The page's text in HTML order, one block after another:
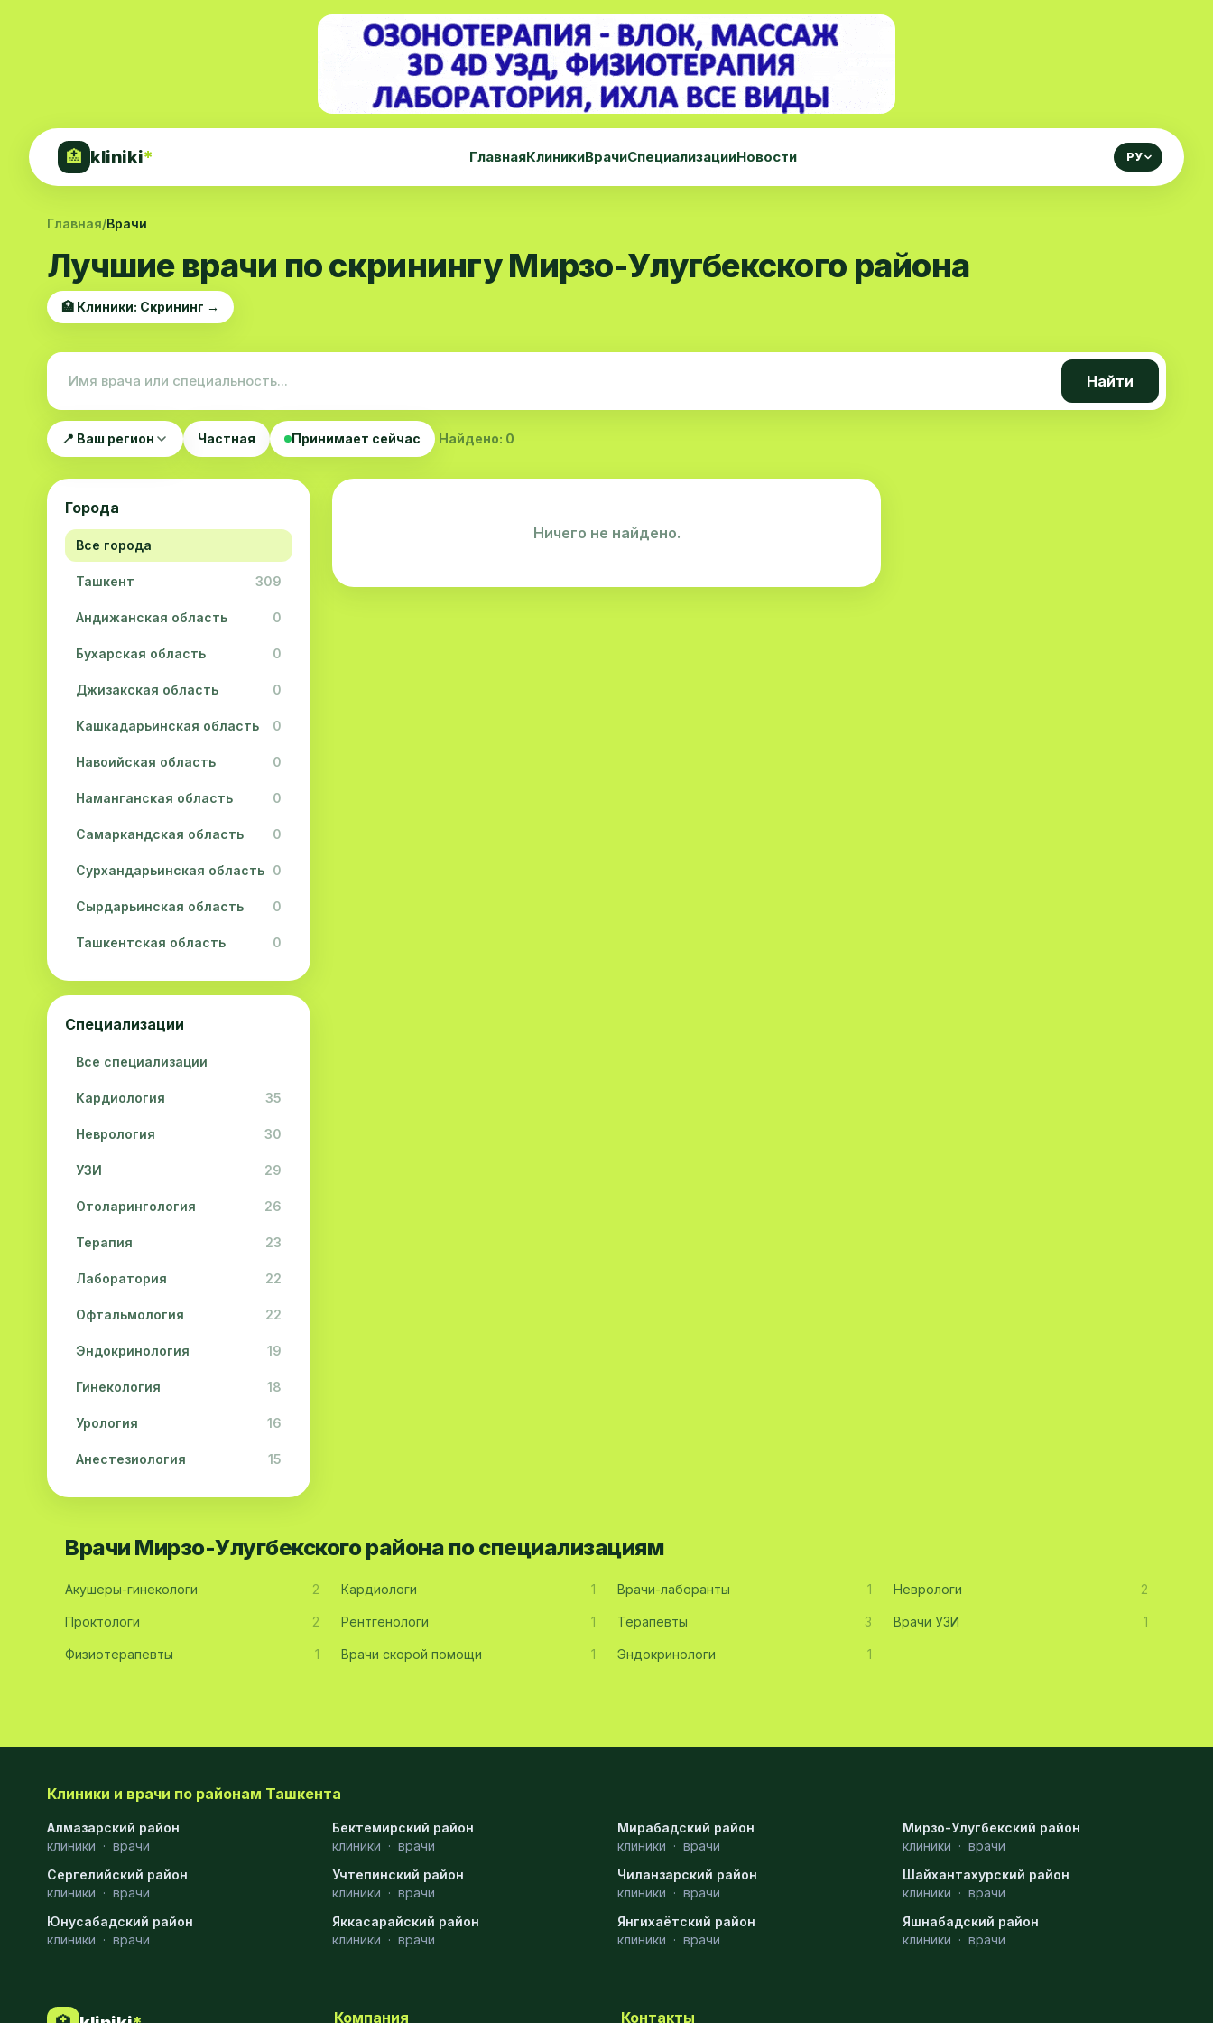
🏥 kliniki* ГлавнаяКлиникиВрачиСпециализацииНовости РУ
Главная/Врачи
Лучшие врачи по скринингу Мирзо-Улугбекского района
🏥 Клиники: Скрининг →
Найти
📍 Ваш регион Частная Принимает сейчас Найдено: 0
Города
Все города
Ташкент 309
Андижанская область 0
Бухарская область 0
Джизакская область 0
Кашкадарьинская область 0
Навоийская область 0
Наманганская область 0
Самаркандская область 0
Сурхандарьинская область 0
Сырдарьинская область 0
Ташкентская область 0
Ферганская область 0
Специализации
Все специализации
Кардиология 35
Неврология 30
УЗИ 29
Отоларингология 26
Терапия 23
Лаборатория 22
Офтальмология 22
Эндокринология 19
Гинекология 18
Урология 16
Анестезиология 15
Дерматология 15
Стоматология 9
Физиотерапия
Ортопедия
Пластическая хирургия
Ничего не найдено.
Врачи Мирзо-Улугбекского района по специализациям
Акушеры-гинекологи 2 Кардиологи 1 Врачи-лаборанты 1 Неврологи 2
Проктологи 2 Рентгенологи 1 Терапевты 3 Врачи УЗИ 1
Физиотерапевты 1 Врачи скорой помощи 1 Эндокринологи 1
Клиники и врачи по районам Ташкента
Алмазарский район
клиники · врачи
Бектемирский район
клиники · врачи
Мирабадский район
клиники · врачи
Мирзо-Улугбекский район
клиники · врачи
Сергелийский район
клиники · врачи
Учтепинский район
клиники · врачи
Чиланзарский район
клиники · врачи
Шайхантахурский район
клиники · врачи
Юнусабадский район
клиники · врачи
Яккасарайский район
клиники · врачи
Янгихаётский район
клиники · врачи
Яшнабадский район
клиники · врачи
Компания Контакты